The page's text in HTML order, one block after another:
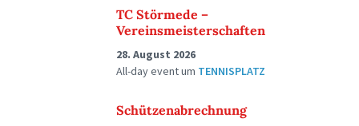
TC Störmede –
Vereinsmeisterschaften
28. August 2026
All-day eventum TENNISPLATZ
Schützenabrechnung